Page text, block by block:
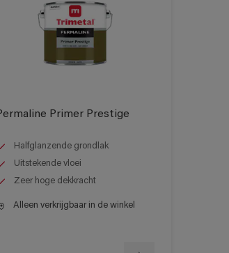
Primer Prestige
Halfglanzende grondlak
Uitstekende vloei
Zeer hoge dekkracht
Alleen verkrijgbaar in de winkel